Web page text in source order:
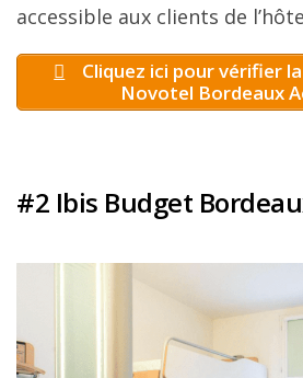
accessible aux clients de
Cliquez ici pour vérifier
Novotel Bordeaux
#2 Ibis Budget